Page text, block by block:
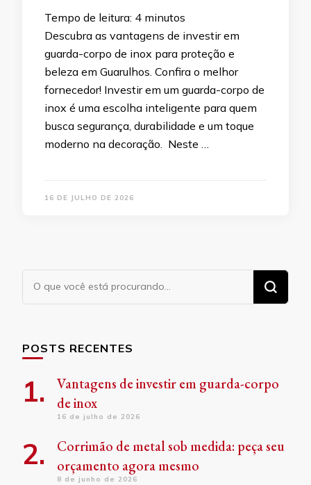
Tempo de leitura: 4 minutos
Descubra as vantagens de investir em
guarda-corpo de inox para proteção e
beleza em Guarulhos. Confira o melhor
fornecedor! Investir em um guarda-corpo de
inox é uma escolha inteligente para quem
busca segurança, durabilidade e um toque
moderno na decoração. Neste …
16 DE JULHO DE 2026
Procurando
algo?
POSTS RECENTES
Vantagens de investir em guarda-corpo
de inox
16 de julho de 2026
Corrimão de metal sob medida: peça seu
orçamento agora mesmo
8 de junho de 2026